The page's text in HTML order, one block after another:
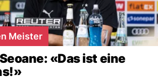
Meister
«Das ist eine